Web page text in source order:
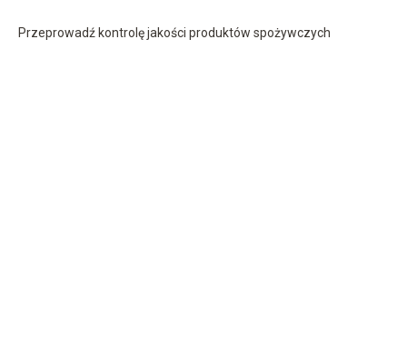
Przeprowadź kontrolę jakości produktów spożywczych